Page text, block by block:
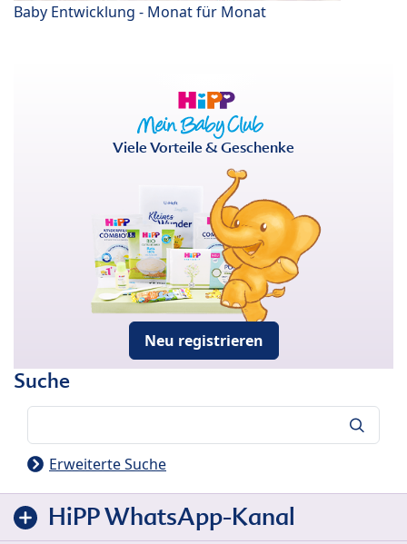
Baby Entwicklung - Monat für Monat
Viele Vorteile & Geschenke
Neu registrieren
Suche
Erweiterte Suche
HiPP WhatsApp-Kanal